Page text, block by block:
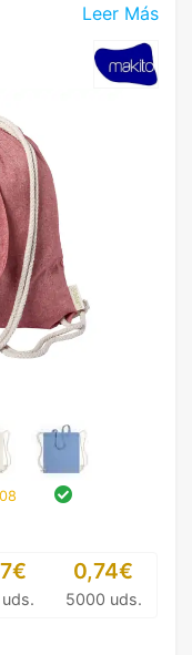
Leer Más
0,74€
5000 uds.